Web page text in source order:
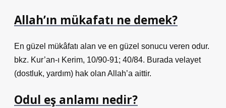
Allah’ın mükafatı ne demek?
En güzel mükâfatı alan ve en güzel sonucu veren odur.
bkz. Kur’an-ı Kerim, 10/90-91; 40/84. Burada velayet
(dostluk, yardım) hak olan Allah’a aittir.
Odul eş anlamı nedir?